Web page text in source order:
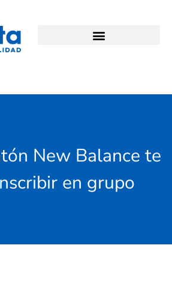
New Balance te
en grupo